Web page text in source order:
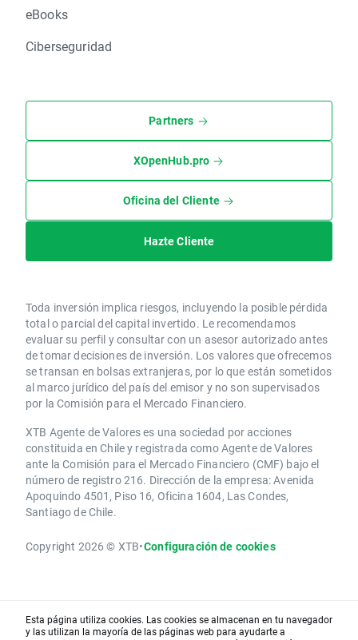
eBooks
Ciberseguridad
Partners
XOpenHub.pro
Oficina del Cliente
Hazte Cliente
Toda inversión implica riesgos, incluyendo la posible pérdida
total o parcial del capital invertido. Le recomendamos
evaluar su perfil y consultar con un asesor autorizado antes
de tomar decisiones de inversión. Los valores que ofrecemos
se transan en bolsas extranjeras, por lo que están sometidos
al marco jurídico del país del emisor y no son supervisados
por la Comisión para el Mercado Financiero.
XTB Agente de Valores es una sociedad por acciones
constituida en Chile y registrada como Agente de Valores
ante la Comisión para el Mercado Financiero (CMF) bajo el
número de registro 216. Dirección de la empresa: Avenida
Apoquindo 4501, Piso 16, Oficina 1604, Las Condes,
Santiago de Chile.
Copyright 2026 © XTB•Configuración de cookies
Esta página utiliza cookies. Las cookies se almacenan en tu navegador
y las utilizan la mayoría de las páginas web para ayudarte a